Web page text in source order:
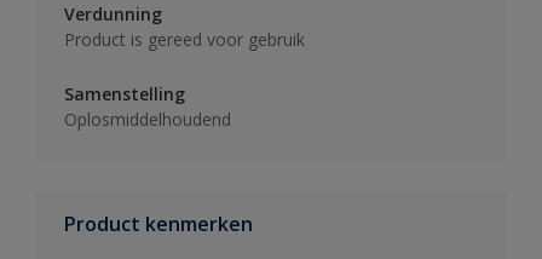
Verdunning
Product is gereed voor gebruik
Samenstelling
Oplosmiddelhoudend
Product kenmerken